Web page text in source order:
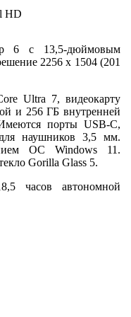
HD
6 с 13,5-дюймовым
2256 x 1504 (201
Ultra 7, видеокарту
и 256 ГБ внутренней
порты USB-C,
наушников 3,5 мм.
ОС Windows 11.
Gorilla Glass 5.
часов автономной